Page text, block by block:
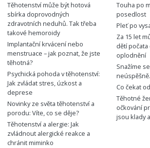
Těhotenství může být hotová
sbírka doprovodných
zdravotních neduhů. Tak třeba
takové hemoroidy
Implantační krvácení nebo
menstruace – jak poznat, že jste
těhotná?
Psychická pohoda v těhotenství:
Jak zvládat stres, úzkost a
deprese
Novinky ze světa těhotenství a
porodu: Víte, co se děje?
Těhotenství a alergie: Jak
zvládnout alergické reakce a
chránit miminko
Touha po
posedlost
Pleť po
Za 15 let
dětí
oplodnění
Snažíme
Co čekat
Těhotné
očkování
jsou klady